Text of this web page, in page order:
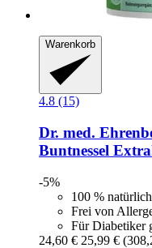
Warenkorb
4.8 (15)
Dr. med.
Buntnessel
-5%
100 %
Frei von
Für Diabetiker
24,60 € 25,99 €